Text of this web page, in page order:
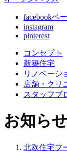
facebookペ
instagram
pinterest
コンセプト
新築住宅
リノベーシ
店舗 ・クリ
スタッフブ
お知らせ
北欧住宅フ